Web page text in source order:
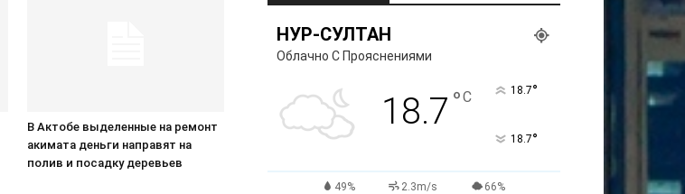
В Актобе выделенные на ремонт
акимата деньги направят на
полив и посадку деревьев
НУР-СУЛТАН
Облачно С Прояснениями
18.7 °C 18.7°
18.7°
49% 2.3m/s 66%